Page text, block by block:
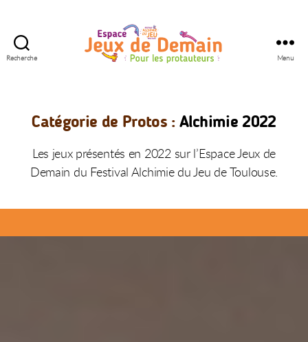
Recherche
Demain
Menu
Catégorie de Protos : Alchimie 2022
Les jeux présentés en 2022 sur l’Espace Jeux de
Demain du Festival Alchimie du Jeu de Toulouse.